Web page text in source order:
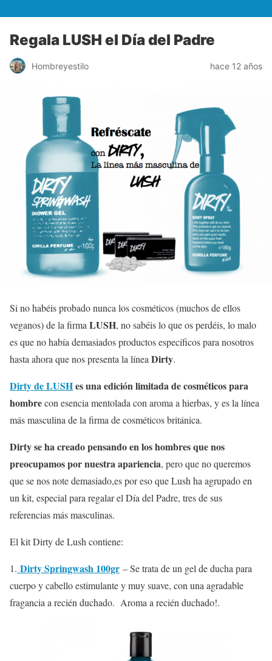
Regala LUSH el Día del Padre
Hombreyestilo hace 12 años
Si no habéis probado nunca los cosméticos (muchos de ellos
veganos) de la firma LUSH, no sabéis lo que os perdéis, lo malo
es que no había demasiados productos específicos para nosotros
hasta ahora que nos presenta la línea Dirty.
Dirty de LUSHes una edición limitada de cosméticos para
hombrecon esencia mentolada con aroma a hierbas, y es la línea
más masculina de la firma de cosméticos británica.
Dirty se ha creado pensando en los hombres que nos
preocupamos por nuestra apariencia, pero que no queremos
que se nos note demasiado,es por eso que Lush ha agrupado en
un kit, especial para regalar el Día del Padre, tres de sus
referencias más masculinas.
El kit Dirty de Lush contiene:
1. Dirty Springwash 100gr – Se trata de un gel de ducha para
cuerpo y cabello estimulante y muy suave, con una agradable
fragancia a recién duchado. Aroma a recién duchado!.